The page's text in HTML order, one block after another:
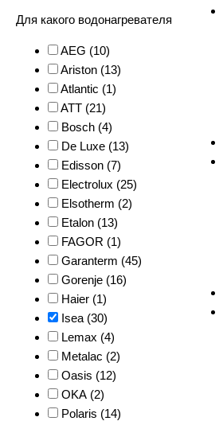
Для какого водонагревателя
AEG (10)
Ariston (13)
Atlantic (1)
ATT (21)
Bosch (4)
De Luxe (13)
Edisson (7)
Electrolux (25)
Elsotherm (2)
Etalon (13)
FAGOR (1)
Garanterm (45)
Gorenje (16)
Haier (1)
Isea (30)
Lemax (4)
Metalac (2)
Oasis (12)
OKA (2)
Polaris (14)